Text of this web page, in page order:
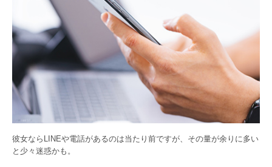
彼女ならLINEや電話があるのは当たり前ですが、その量が余りに多い
と少々迷惑かも。